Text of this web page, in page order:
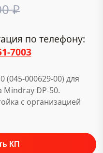
₽
по телефону:
7003
(045-000629-00) для
Mindray DP-50.
с организацией